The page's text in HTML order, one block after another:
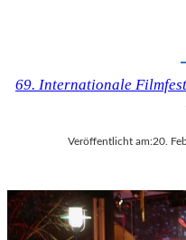
69. Internationale
Veröffentlicht am:20.